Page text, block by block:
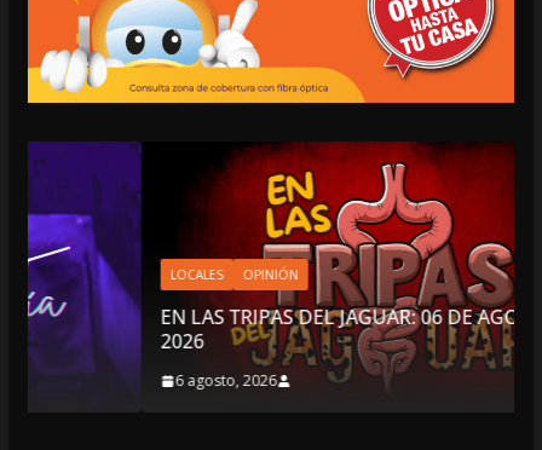
LOCALES OPINIÓN
EN LAS TRIPAS DEL JAGUAR: 06 DE AGOSTO DE
2026
6 agosto, 2026